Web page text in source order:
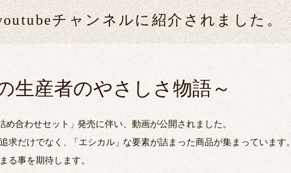
チャンネルに紹介されました。
生産者のやさしさ物語～
め合わせセット 」発売に伴い、動画が公開されました。
求だけでなく、
「 エシカル」な要素が詰まった商品が集まっています。
る事を期待します。